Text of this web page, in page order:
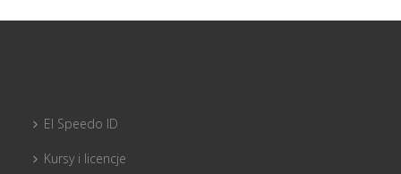
El Speedo ID
Kursy i licencje